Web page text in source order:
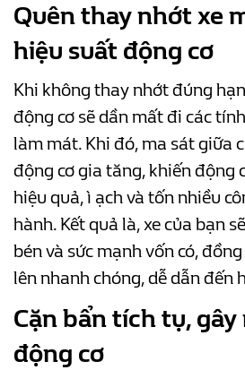
Quên thay nhớt xe
hiệu suất động cơ
Khi không thay nhớt đúng
động cơ sẽ dần mất đi các
làm mát. Khi đó, ma sát giữa
động cơ gia tăng, khiến động
hiệu quả, ì ạch và tốn nhiều
hành. Kết quả là, xe của bạn
bén và sức mạnh vốn có,
lên nhanh chóng, dễ dẫn đến
Cặn bẩn tích tụ,
động cơ